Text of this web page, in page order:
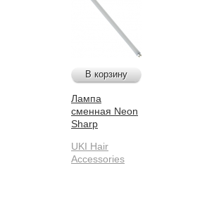
В корзину
Лампа
сменная Neon
Sharp
UKI Hair
Accessories